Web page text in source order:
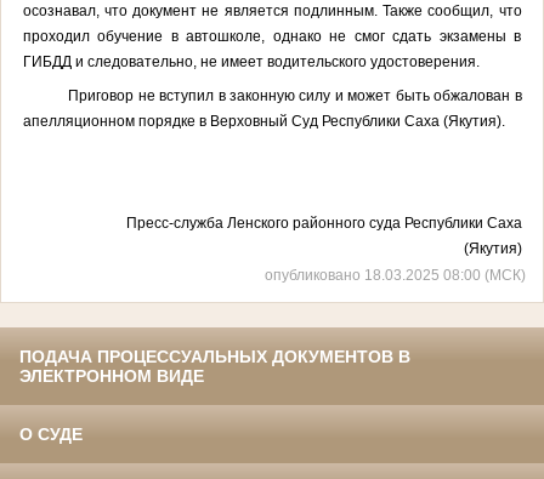
осознавал, что документ не является подлинным. Также сообщил, что
проходил обучение в автошколе, однако не смог сдать экзамены в
ГИБДД и следовательно, не имеет водительского удостоверения.
Приговор не вступил в законную силу и может быть обжалован в
апелляционном порядке в Верховный Суд Республики Саха (Якутия).
Пресс-служба Ленского районного суда Республики Саха
(Якутия)
опубликовано 18.03.2025 08:00 (МСК)
ПОДАЧА ПРОЦЕССУАЛЬНЫХ ДОКУМЕНТОВ В
ЭЛЕКТРОННОМ ВИДЕ
О СУДЕ